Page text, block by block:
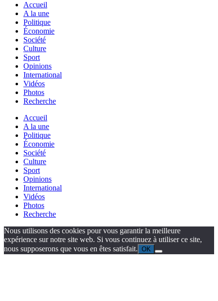
Accueil
A la une
Politique
Économie
Société
Culture
Sport
Opinions
International
Vidéos
Photos
Recherche
Accueil
A la une
Politique
Économie
Société
Culture
Sport
Opinions
International
Vidéos
Photos
Recherche
Nous utilisons des cookies pour vous garantir la meilleure
expérience sur notre site web. Si vous continuez à utiliser ce site,
nous supposerons que vous en êtes satisfait. OK